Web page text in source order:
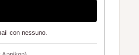
con nessuno.